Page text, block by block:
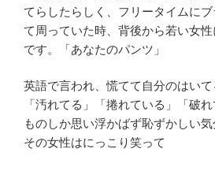
てらしたらしく、フリータイムに
て周っていた時、背後から若い女
です。「あなたのパンツ」
英語で言われ、慌てて自分のはいて
「汚れてる」「捲れている」「破
ものしか思い浮かばず恥ずかしい気
その女性はにっこり笑って